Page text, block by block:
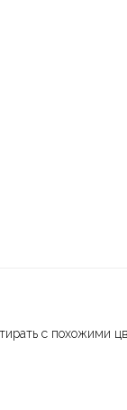
с похожими